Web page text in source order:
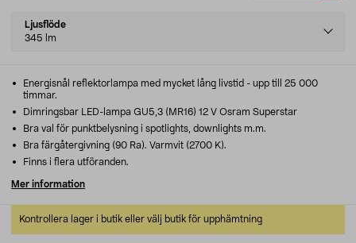
Select
variant
Ljusflöde
345 lm
Kontrollera lager i butik eller välj butik för upphämtning
Energisnål reflektorlampa med mycket lång livstid - upp till 25 000
timmar.
Dimringsbar LED-lampa GU5,3 (MR16) 12 V Osram Superstar
Bra val för punktbelysning i spotlights, downlights m.m.
Bra färgåtergivning (90 Ra). Varmvit (2700 K).
Finns i flera utföranden.
Mer information